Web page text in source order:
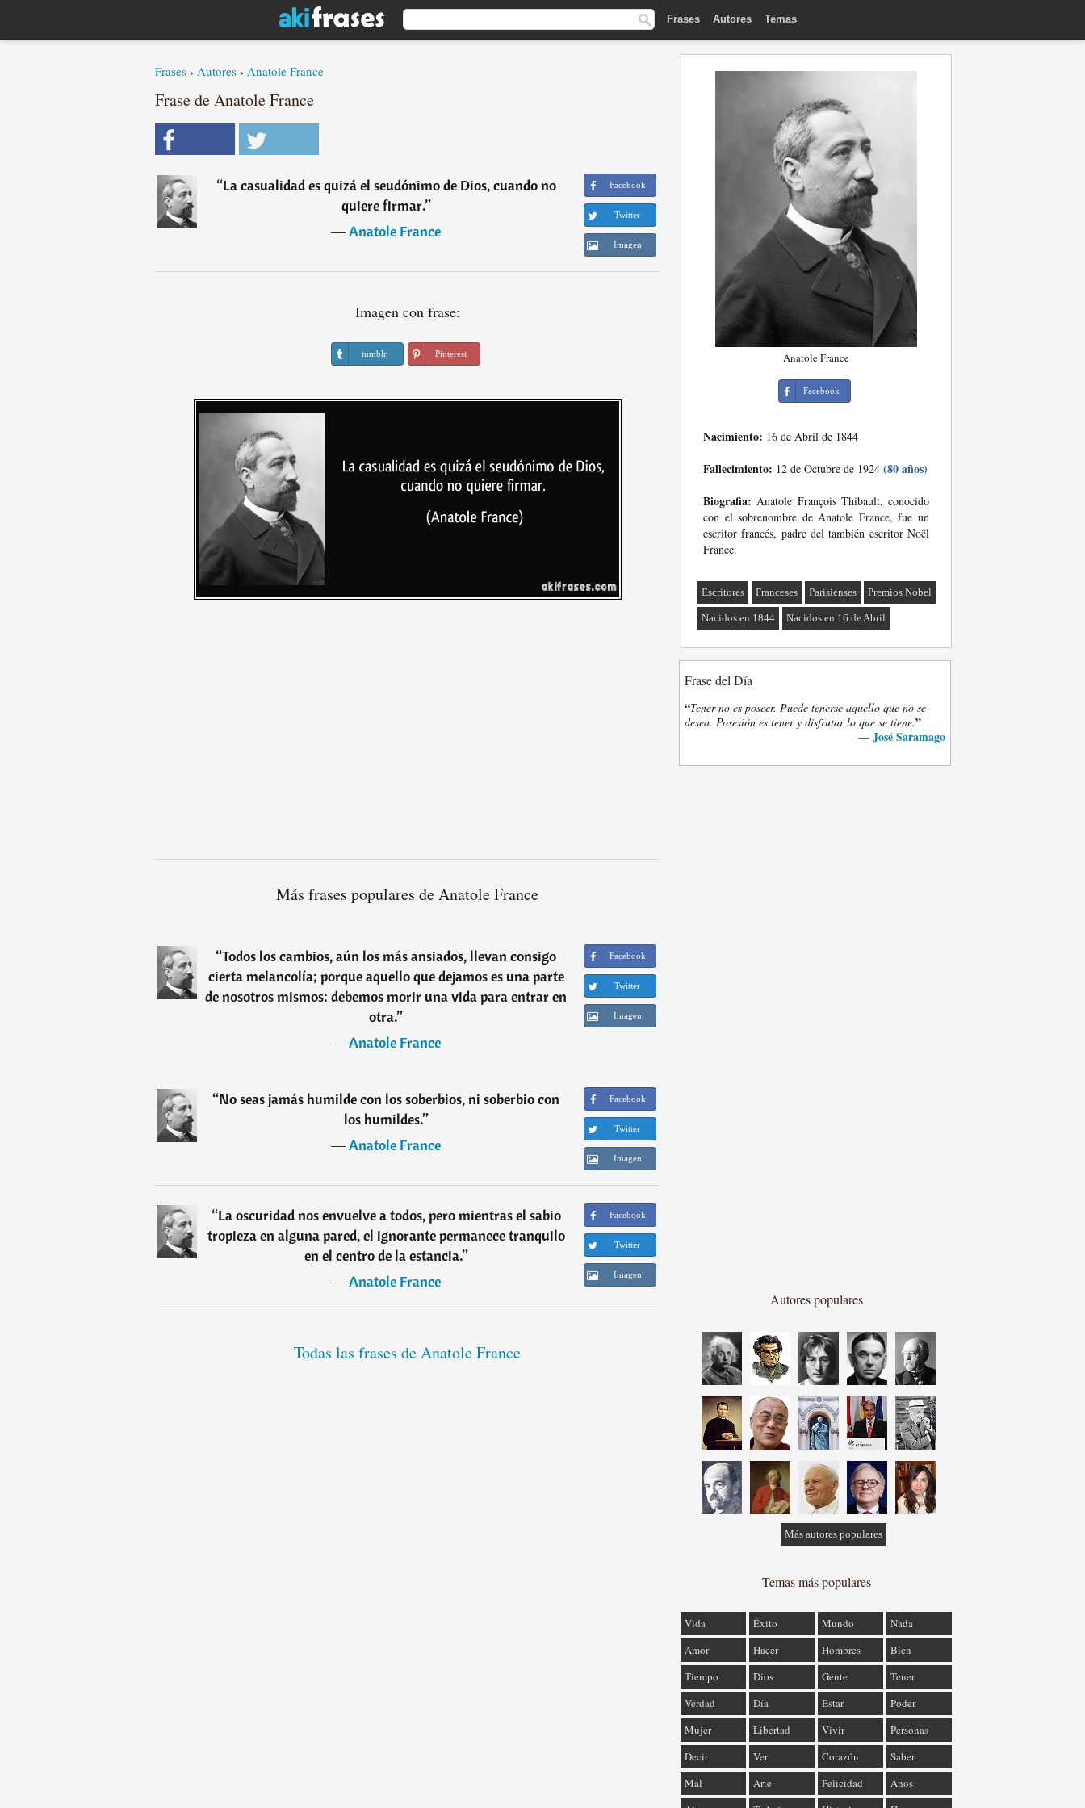
Frases Autores Temas
Frases › Autores › Anatole France
Frase de Anatole France
“La casualidad es quizá el seudónimo de Dios, cuando no
quiere firmar.”
―Anatole France
Facebook
Twitter
Imagen
Imagen con frase:
tumblr Pinterest
Más frases populares de Anatole France
“Todos los cambios, aún los más ansiados, llevan consigo
cierta melancolía; porque aquello que dejamos es una parte
de nosotros mismos: debemos morir una vida para entrar en
otra.”
―Anatole France
Facebook
Twitter
Imagen
“No seas jamás humilde con los soberbios, ni soberbio con
los humildes.”
―Anatole France
Facebook
Twitter
Imagen
“La oscuridad nos envuelve a todos, pero mientras el sabio
tropieza en alguna pared, el ignorante permanece tranquilo
en el centro de la estancia.”
―Anatole France
Facebook
Twitter
Imagen
Todas las frases de Anatole France
Anatole France
Facebook
Nacimiento: 16 de Abril de 1844
Fallecimiento: 12 de Octubre de 1924 (80 años)
Biografia: Anatole François Thibault, conocido
con el sobrenombre de Anatole France, fue un
escritor francés, padre del también escritor Noël
France.
Escritores Franceses Parisienses Premios Nobel
Nacidos en 1844 Nacidos en 16 de Abril
Frase del Día
“Tener no es poseer. Puede tenerse aquello que no se
desea. Posesión es tener y disfrutar lo que se tiene.”
— José Saramago
Autores populares
Más autores populares
Temas más populares
Vida Éxito Mundo
Nada
Amor
Hacer Hombres
Bien
Tiempo
Dios Gente
Tener
Verdad
Día Estar
Poder
Mujer
Libertad Vivir
Personas
Decir
Ver Corazón
Saber
Mal
Arte Felicidad
Años